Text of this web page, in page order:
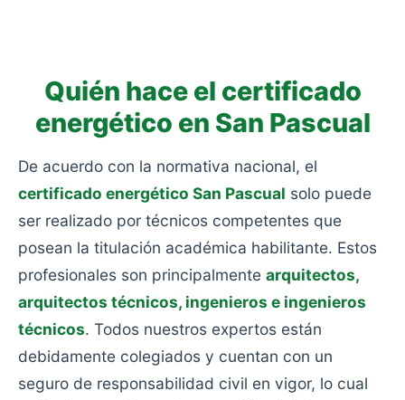
Quién hace el certificado
energético en San Pascual
De acuerdo con la normativa nacional, el
certificado energético San Pascual solo puede
ser realizado por técnicos competentes que
posean la titulación académica habilitante. Estos
profesionales son principalmente arquitectos,
arquitectos técnicos, ingenieros e ingenieros
técnicos. Todos nuestros expertos están
debidamente colegiados y cuentan con un
seguro de responsabilidad civil en vigor, lo cual